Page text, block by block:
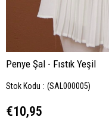
Penye Şal - Fıstık Yeşil
Stok Kodu (SAL000005)
€10,95